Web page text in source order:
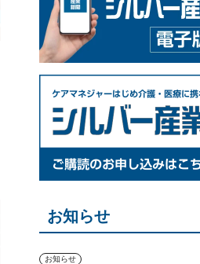
お知らせ
お知らせ